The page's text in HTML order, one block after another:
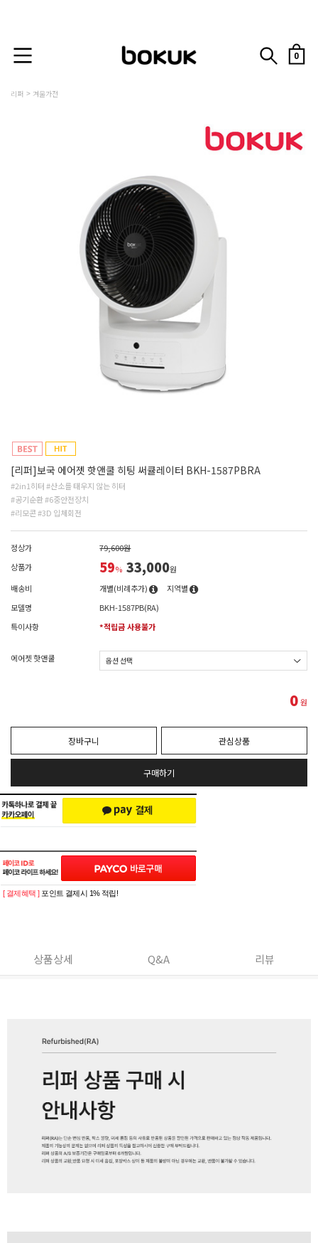
0
리퍼 겨울가전
[리퍼]보국 에어젯 핫앤쿨 히팅 써큘레이터 BKH-1587PBRA
#2in1히터 #산소를 태우지 않는 히터
#공기순환 #6중안전장치
#리모콘 #3D 입체회전
정상가
79,600원
상품가
59% 33,000원
배송비
개별(비례추가)
지역별
모델명
BKH-1587PB(RA)
특이사항
*적립금 사용불가
에어젯 핫앤쿨
0원
장바구니 관심상품
구매하기
[ 결제혜택 ] 포인트 결제시 1% 적립!
상품상세 Q&A 리뷰